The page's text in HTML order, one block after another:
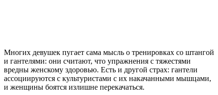
Многих девушек пугает сама мысль о тренировках со штангой
и гантелями: они считают, что упражнения с тяжестями
вредны женскому здоровью. Есть и другой страх: гантели
ассоциируются с культуристами с их накачанными мышцами,
и женщины боятся излишне перекачаться.